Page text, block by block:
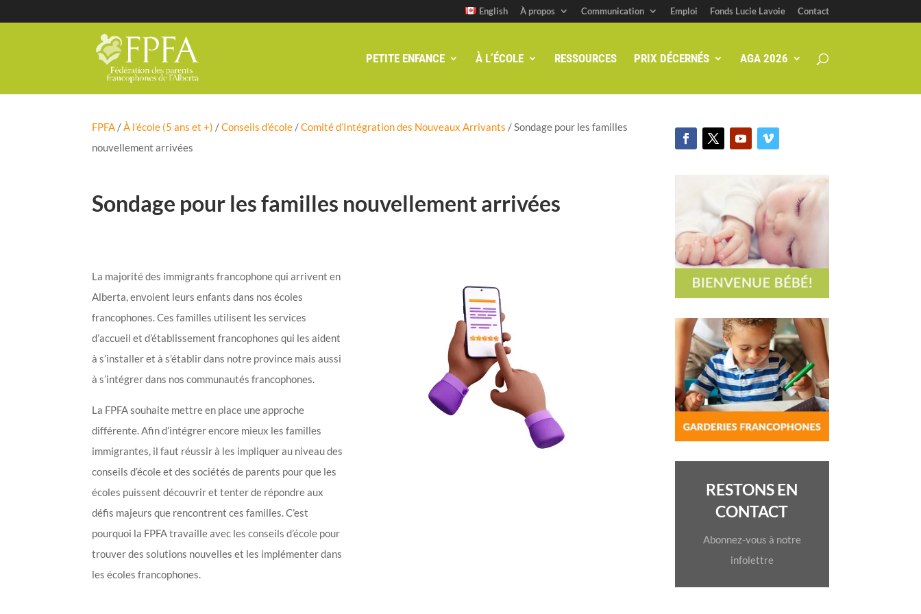
English À propos Communication Emploi Fonds Lucie Lavoie Contact
PETITE ENFANCE À L’ÉCOLE RESSOURCES PRIX DÉCERNÉS AGA 2026
FPFA /À l’école (5 ans et +) /Conseils d’école /Comité d’Intégration des Nouveaux Arrivants /Sondage pour les familles
nouvellement arrivées
Sondage pour les familles nouvellement arrivées
La majorité des immigrants francophone qui arrivent en
Alberta, envoient leurs enfants dans nos écoles
francophones. Ces familles utilisent les services
d’accueil et d’établissement francophones qui les aident
à s’installer et à s’établir dans notre province mais aussi
à s’intégrer dans nos communautés francophones.
La FPFA souhaite mettre en place une approche
différente. Afin d’intégrer encore mieux les familles
immigrantes, il faut réussir à les impliquer au niveau des
conseils d’école et des sociétés de parents pour que les
écoles puissent découvrir et tenter de répondre aux
défis majeurs que rencontrent ces familles. C’est
pourquoi la FPFA travaille avec les conseils d’école pour
trouver des solutions nouvelles et les implémenter dans
les écoles francophones.
RESTONS EN
CONTACT
Abonnez-vous à notre
infolettre